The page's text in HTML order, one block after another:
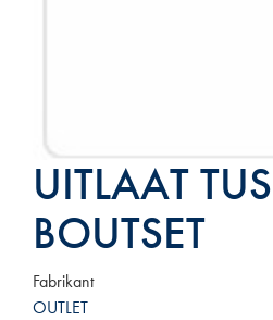
UITLAAT
BOUTSET
Fabrikant
OUTLET